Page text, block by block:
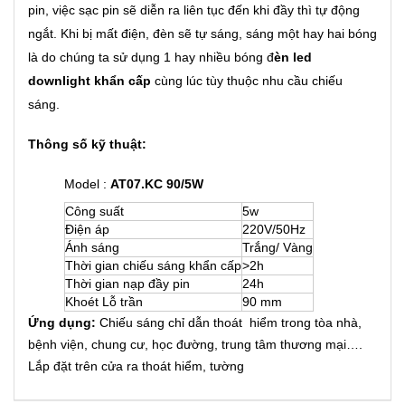
pin, việc sạc pin sẽ diễn ra liên tục đến khi đầy thì tự động
ngắt. Khi bị mất điện, đèn sẽ tự sáng, sáng một hay hai bóng
là do chúng ta sử dụng 1 hay nhiều bóng đèn led
downlight khẩn cấp cùng lúc tùy thuộc nhu cầu chiếu
sáng.
Thông số kỹ thuật:
Model : AT07.KC 90/5W
Công suất
5w
Điện áp
220V/50Hz
Ánh sáng
Trắng/ Vàng
Thời gian chiếu sáng khẩn cấp>2h
Thời gian nạp đầy pin
24h
Khoét Lỗ trần
90 mm
Ứng dụng: Chiếu sáng chỉ dẫn thoát hiểm trong tòa nhà,
bệnh viện, chung cư, học đường, trung tâm thương mại….
Lắp đặt trên cửa ra thoát hiểm, tường